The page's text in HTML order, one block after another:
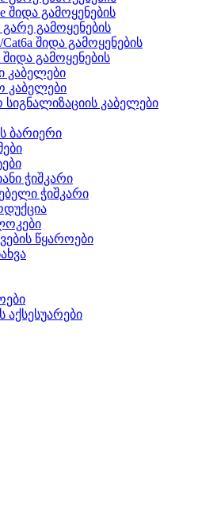
შიდა გამოყენების
გარე გამოყენების
Cat6a შიდა გამოყენების
შიდა გამოყენების
კაბელები
კაბელები
სიგნალიზაციის კაბელები
ბარიერი
ჭიშკარი
ჭიშკარი
წყაროები
აქსესუარები